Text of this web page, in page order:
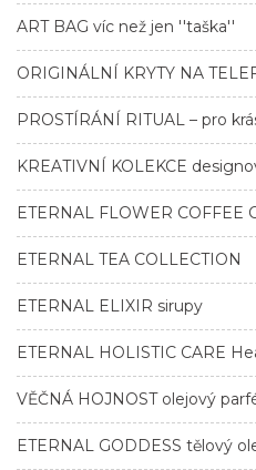
ART BAG víc než jen ''taška''
ORIGINÁLNÍ KRYTY NA
PROSTÍRÁNÍ RITUAL – pro
KREATIVNÍ KOLEKCE
ETERNAL FLOWER COFFEE
ETERNAL TEA COLLECTION
ETERNAL ELIXIR sirupy
ETERNAL HOLISTIC CARE
VĚČNÁ HOJNOST olejový
ETERNAL GODDESS tělový